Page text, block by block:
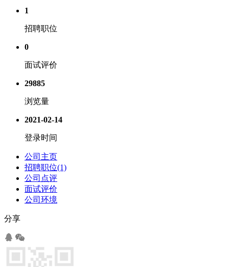
1
招聘职位
0
面试评价
29885
浏览量
2021-02-14
登录时间
公司主页
招聘职位(1)
公司点评
面试评价
公司环境
分享